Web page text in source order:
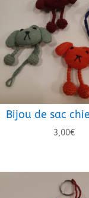
Bijou de sac
3,00€